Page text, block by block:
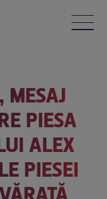
MESAJ
PIESA
ALEX
PIESEI